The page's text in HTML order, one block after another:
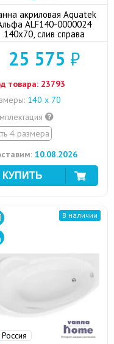
акриловая Aquatek
ALF140-0000024
140x70, слив справа
25 575 ₽
товара: 23793
140 х 70
4 размера
10.08.2026
Россия
В наличии